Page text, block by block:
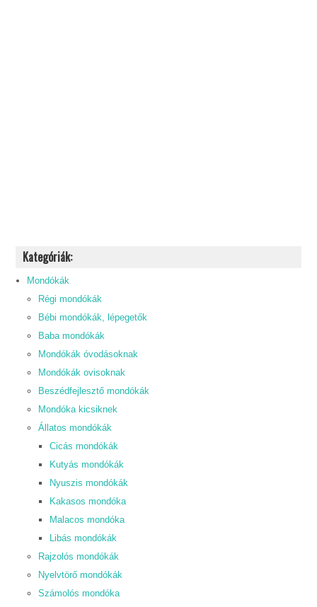
Kategóriák:
Mondókák
Régi mondókák
Bébi mondókák, lépegetők
Baba mondókák
Mondókák óvodásoknak
Mondókák ovisoknak
Beszédfejlesztő mondókák
Mondóka kicsiknek
Állatos mondókák
Cicás mondókák
Kutyás mondókák
Nyuszis mondókák
Kakasos mondóka
Malacos mondóka
Libás mondókák
Rajzolós mondókák
Nyelvtörő mondókák
Számolós mondóka